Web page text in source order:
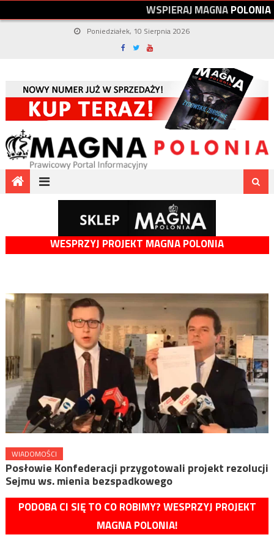
WSPIERAJMAGNAPOLONIA
Poniedziałek, 10 Sierpnia 2026
WESPRZYJ PROJEKT MAGNA POLONIA
WIADOMOŚCI
Posłowie Konfederacji przygotowali projekt rezolucji
Sejmu ws. mienia bezspadkowego
PODOBA CI SIĘ TO CO ROBIMY? WESPRZYJ PROJEKT
MAGNA POLONIA!